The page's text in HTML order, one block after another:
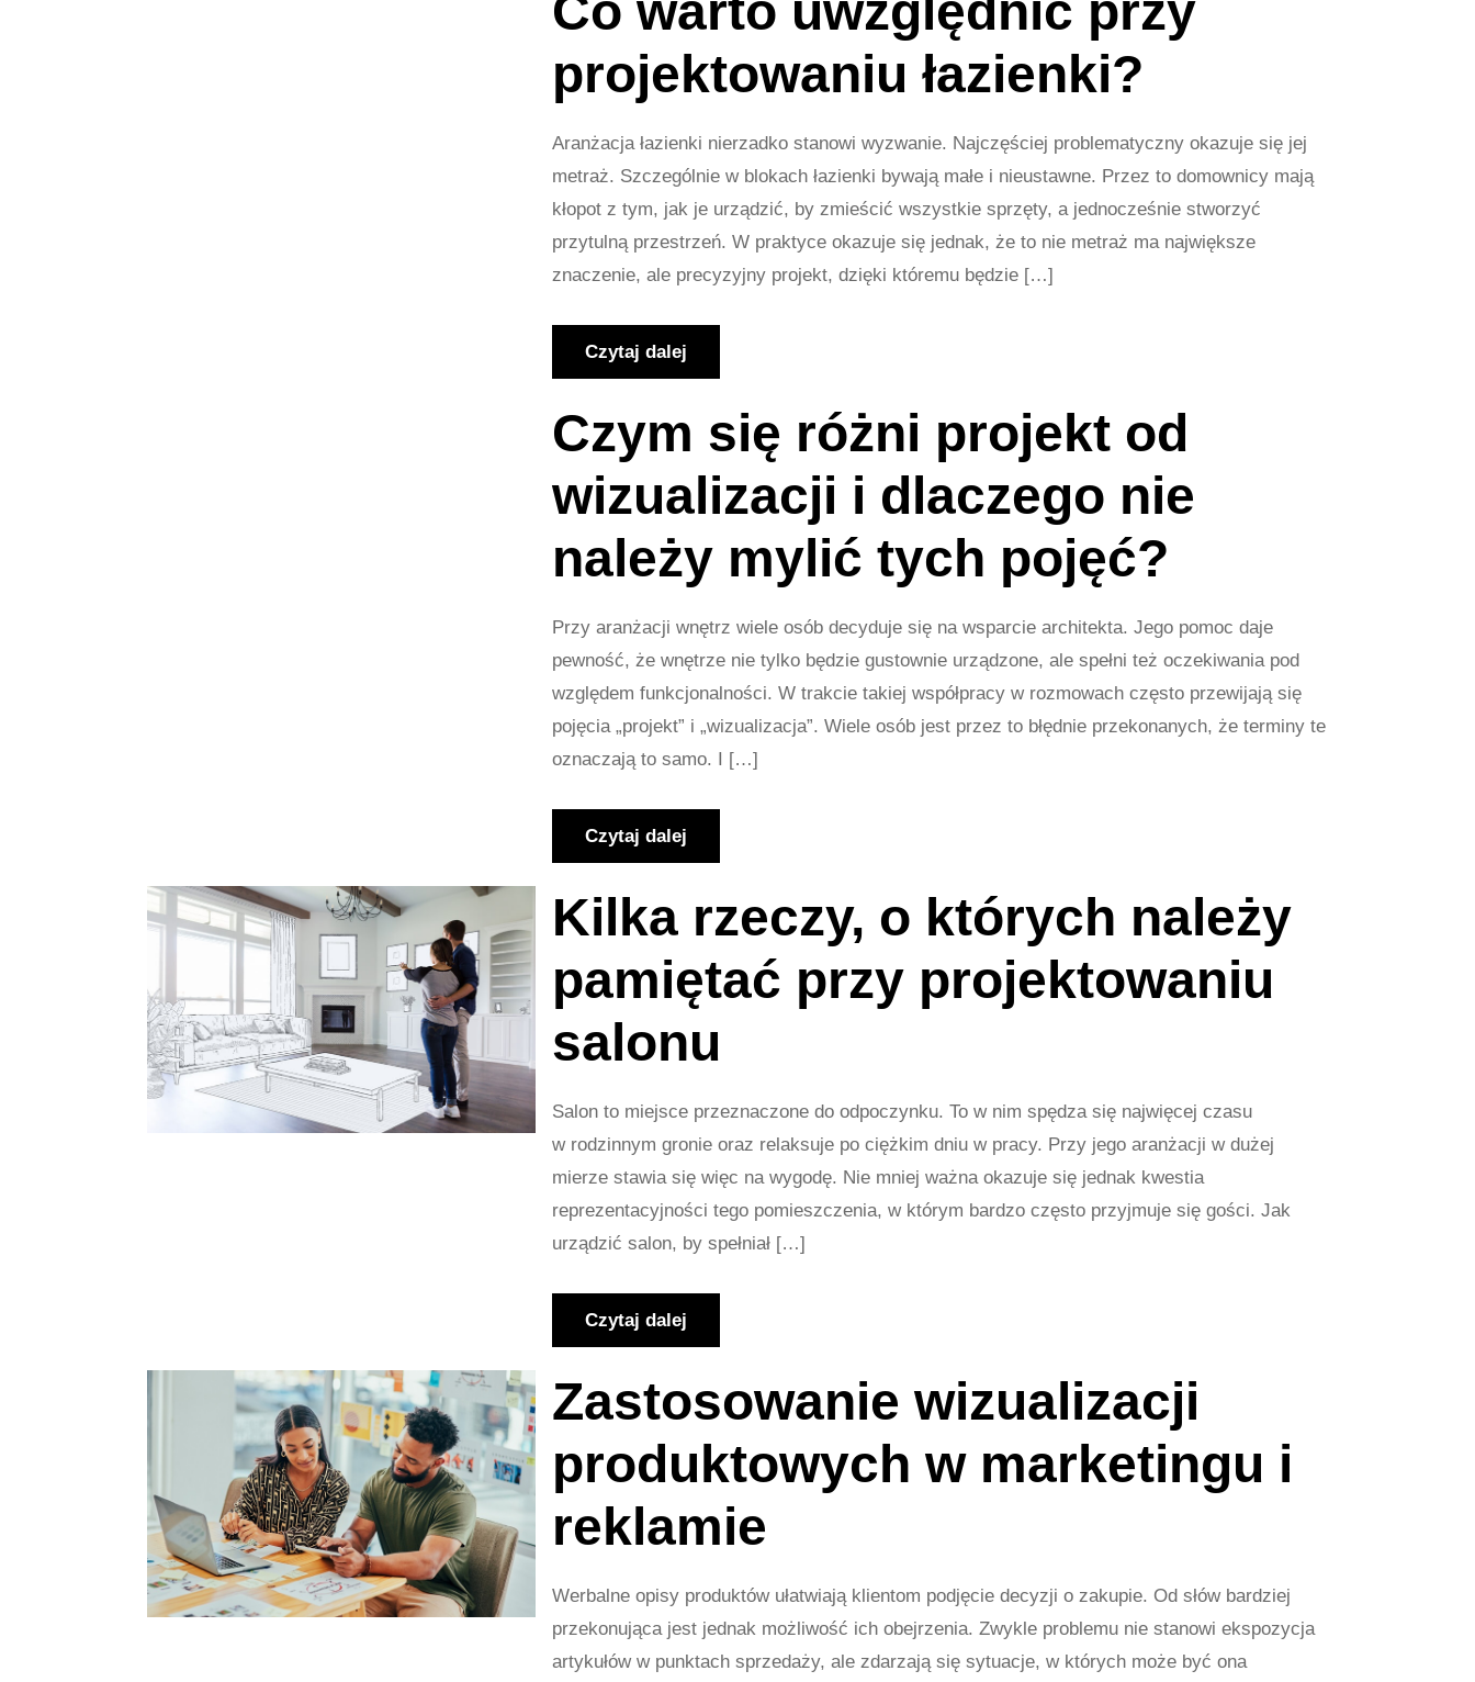
projektowaniu łazienki?
Aranżacja łazienki nierzadko stanowi wyzwanie. Najczęściej problematyczny okazuje się jej
metraż. Szczególnie w blokach łazienki bywają małe i nieustawne. Przez to domownicy mają
kłopot z tym, jak je urządzić, by zmieścić wszystkie sprzęty, a jednocześnie stworzyć
przytulną przestrzeń. W praktyce okazuje się jednak, że to nie metraż ma największe
znaczenie, ale precyzyjny projekt, dzięki któremu będzie […]
Czytaj dalej
Czym się różni projekt od
wizualizacji i dlaczego nie
należy mylić tych pojęć?
Przy aranżacji wnętrz wiele osób decyduje się na wsparcie architekta. Jego pomoc daje
pewność, że wnętrze nie tylko będzie gustownie urządzone, ale spełni też oczekiwania pod
względem funkcjonalności. W trakcie takiej współpracy w rozmowach często przewijają się
pojęcia „projekt” i „wizualizacja”. Wiele osób jest przez to błędnie przekonanych, że terminy te
oznaczają to samo. I […]
Czytaj dalej
Kilka rzeczy, o których należy
pamiętać przy projektowaniu
salonu
Salon to miejsce przeznaczone do odpoczynku. To w nim spędza się najwięcej czasu
w rodzinnym gronie oraz relaksuje po ciężkim dniu w pracy. Przy jego aranżacji w dużej
mierze stawia się więc na wygodę. Nie mniej ważna okazuje się jednak kwestia
reprezentacyjności tego pomieszczenia, w którym bardzo często przyjmuje się gości. Jak
urządzić salon, by spełniał […]
Czytaj dalej
Zastosowanie wizualizacji
produktowych w marketingu i
reklamie
Werbalne opisy produktów ułatwiają klientom podjęcie decyzji o zakupie. Od słów bardziej
przekonująca jest jednak możliwość ich obejrzenia. Zwykle problemu nie stanowi ekspozycja
artykułów w punktach sprzedaży, ale zdarzają się sytuacje, w których może być ona